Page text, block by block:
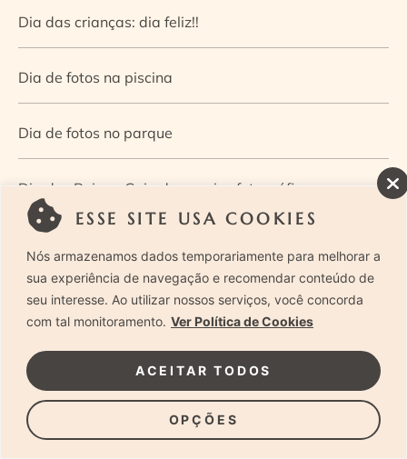
ESSE SITE USA COOKIES
Nós armazenamos dados temporariamente para melhorar a
sua experiência de navegação e recomendar conteúdo de
seu interesse. Ao utilizar nossos serviços, você concorda
com tal monitoramento. Ver Política de Cookies
OPÇÕES
ACEITAR TODOS
Dia das crianças: dia feliz!!
Dia de fotos na piscina
Dia de fotos no parque
Dia dos Pais — Guia de ensaios fotográficos
construir a memória e a identidade da criança
Diário de uma grávida e sua pequena
Dica de especialista: como otimizar o fluxo de trabalho
no ensaio newborn?